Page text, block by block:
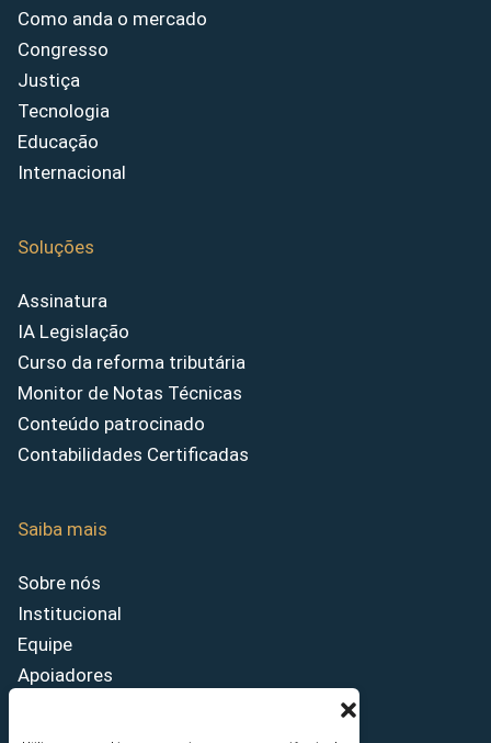
Como anda o mercado
Congresso
Justiça
Tecnologia
Educação
Internacional
Soluções
Assinatura
IA Legislação
Curso da reforma tributária
Monitor de Notas Técnicas
Conteúdo patrocinado
Contabilidades Certificadas
Saiba mais
Sobre nós
Institucional
Equipe
Apoiadores